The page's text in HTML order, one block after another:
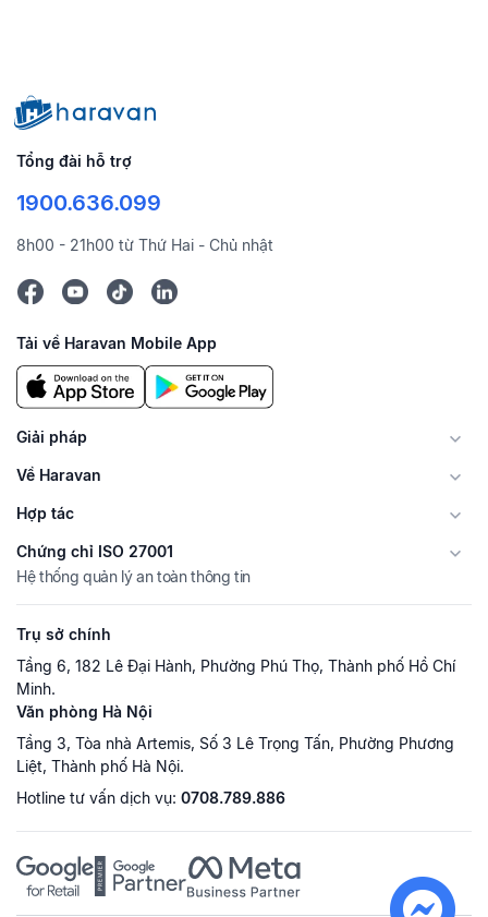
Tổng đài hỗ trợ
1900.636.099
8h00 - 21h00 từ Thứ Hai - Chủ nhật
Tải về Haravan Mobile App
Giải pháp
Về Haravan
Hợp tác
Chứng chỉ ISO 27001
Hệ thống quản lý an toàn thông tin
Trụ sở chính
Tầng 6, 182 Lê Đại Hành, Phường Phú Thọ, Thành phố Hồ Chí
Minh.
Văn phòng Hà Nội
Tầng 3, Tòa nhà Artemis, Số 3 Lê Trọng Tấn, Phường Phương
Liệt, Thành phố Hà Nội.
Hotline tư vấn dịch vụ: 0708.789.886